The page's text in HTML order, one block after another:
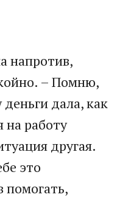
напротив,
– Помню,
дала, как
на работу
другая.
это
помогать,